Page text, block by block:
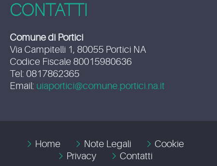
CONTATTI
Comune di Portici
Via Campitelli 1, 80055 Portici NA
Codice Fiscale 80015980636
Tel: 0817862365
Email: uiaportici@comune.portici.na.it
Home Note Legali
Cookie
Privacy
Contatti